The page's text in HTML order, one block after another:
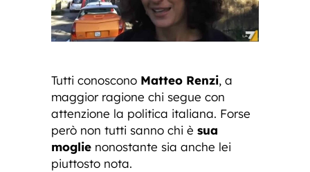
Tutti conoscono Matteo Renzi, a
maggior ragione chi segue con
attenzione la politica italiana. Forse
però non tutti sanno chi è sua
moglie nonostante sia anche lei
piuttosto nota.